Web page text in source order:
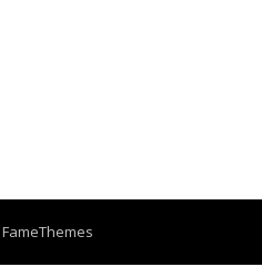
FameThemes